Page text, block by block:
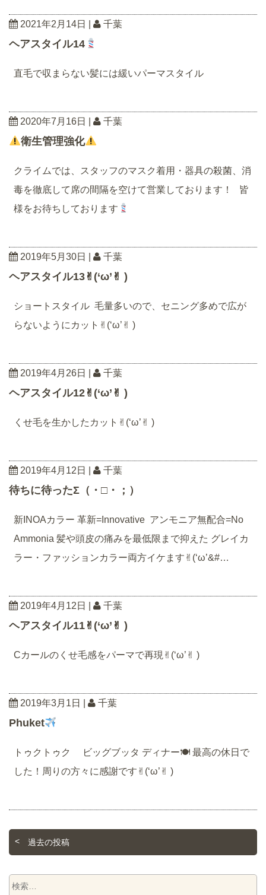
2021年2月14日 千葉
ヘアスタイル14
直毛で収まらない髪には緩いパーマスタイル
2020年7月16日 千葉
衛生管理強化
クライムでは、スタッフのマスク着用・器具の殺菌、消
毒を徹底して席の間隔を空けて営業しております！ 皆
様をお待ちしております
2019年5月30日 千葉
ヘアスタイル13✌︎(‘ω’✌︎ )
ショートスタイル 毛量多いので、セニング多めで広が
らないようにカット✌︎(‘ω’✌︎ )
2019年4月26日 千葉
ヘアスタイル12✌︎(‘ω’✌︎ )
くせ毛を生かしたカット✌︎(‘ω’✌︎ )
2019年4月12日 千葉
待ちに待ったΣ（・□・；）
新INOAカラー 革新=Innovative アンモニア無配合=No
Ammonia 髪や頭皮の痛みを最低限まで抑えた グレイカ
ラー・ファッションカラー両方イケます✌︎(‘ω’&#…
2019年4月12日 千葉
ヘアスタイル11✌︎(‘ω’✌︎ )
Cカールのくせ毛感をパーマで再現✌︎(‘ω’✌︎ )
2019年3月1日 千葉
Phuket
トゥクトゥク ビッグブッタ ディナー🍽 最高の休日で
した！周りの方々に感謝です✌︎(‘ω’✌︎ )
過去の投稿